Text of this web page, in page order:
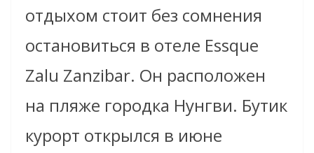
отдыхом стоит без сомнения
остановиться в отеле Essque
Zalu Zanzibar. Он расположен
на пляже городка Нунгви. Бутик
курорт открылся в июне